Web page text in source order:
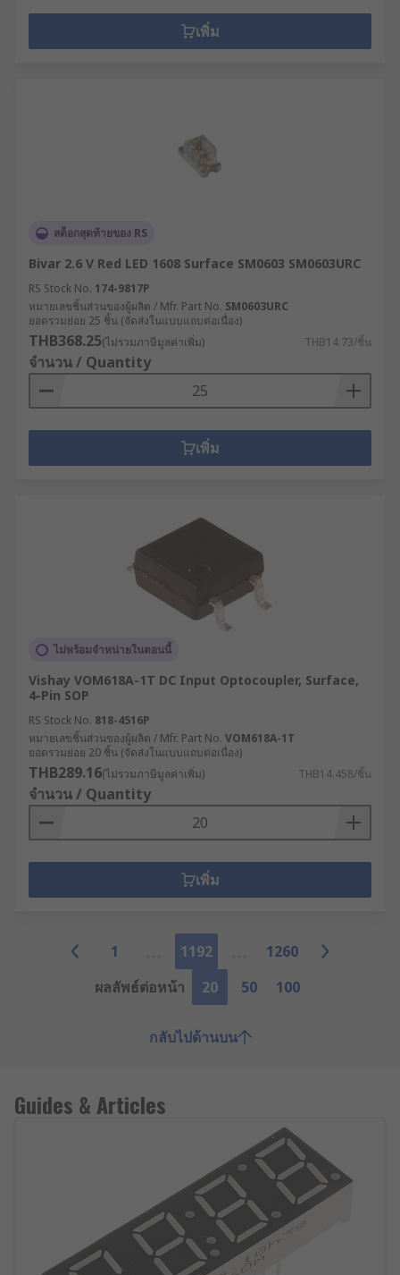
เพิ่ม
สต็อกสุดท้ายของ RS
Bivar 2.6 V Red LED 1608 Surface SM0603 SM0603URC
RS Stock No. 174-9817P
หมายเลขชิ้นส่วนของผู้ผลิต / Mfr. Part No. SM0603URC
ยอดรวมย่อย 25 ชิ้น (จัดส่งในแบบแถบต่อเนื่อง)
THB368.25(ไม่รวมภาษีมูลค่าเพิ่ม) THB14.73/ชิ้น
จำนวน / Quantity
เพิ่ม
ไม่พร้อมจำหน่ายในตอนนี้
Vishay VOM618A-1T DC Input Optocoupler, Surface,
4-Pin SOP
RS Stock No. 818-4516P
หมายเลขชิ้นส่วนของผู้ผลิต / Mfr. Part No. VOM618A-1T
ยอดรวมย่อย 20 ชิ้น (จัดส่งในแบบแถบต่อเนื่อง)
THB289.16(ไม่รวมภาษีมูลค่าเพิ่ม) THB14.458/ชิ้น
จำนวน / Quantity
เพิ่ม
1 1192
1260
ผลลัพธ์ต่อหน้า
20 50 100
กลับไปด้านบน
Guides & Articles